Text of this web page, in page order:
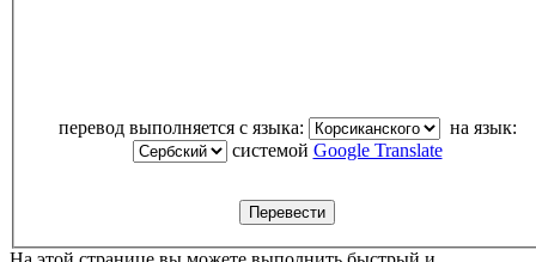
перевод выполняется с языка:
системой Google Translate